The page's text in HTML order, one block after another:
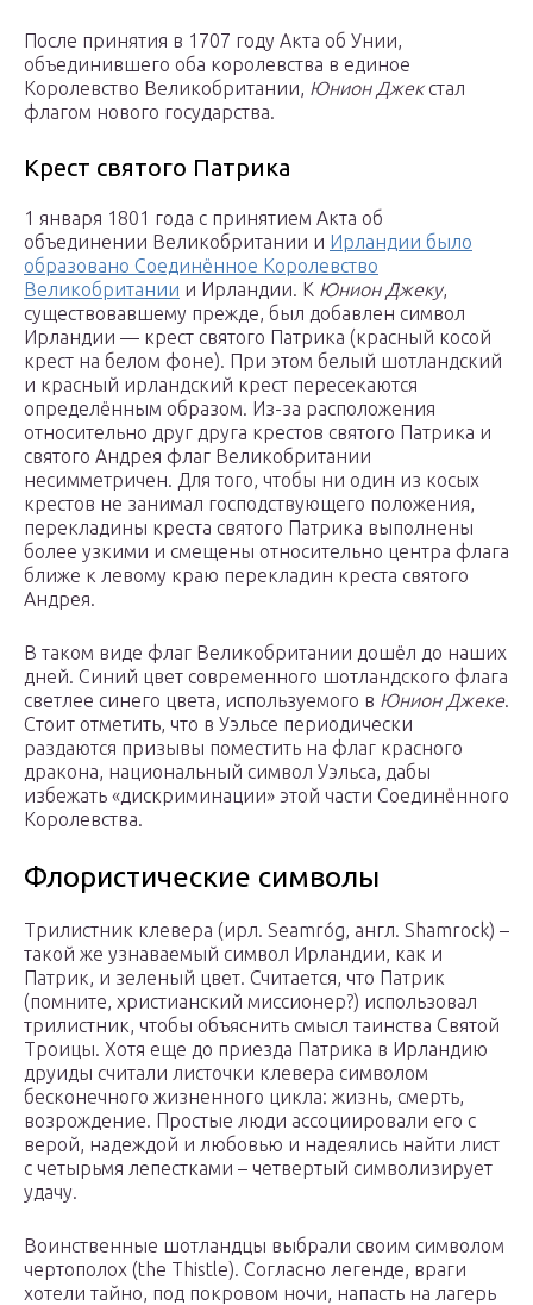
После принятия в 1707 году Акта об Унии,
объединившего оба королевства в единое
Королевство Великобритании, Юнион Джекстал
флагом нового государства.
Крест святого Патрика
1 января 1801 года с принятием Акта об
объединении Великобритании и Ирландии было
образовано Соединённое Королевство
Великобритании и Ирландии. К Юнион Джеку,
существовавшему прежде, был добавлен символ
Ирландии — крест святого Патрика (красный косой
крест на белом фоне). При этом белый шотландский
и красный ирландский крест пересекаются
определённым образом. Из-за расположения
относительно друг друга крестов святого Патрика и
святого Андрея флаг Великобритании
несимметричен. Для того, чтобы ни один из косых
крестов не занимал господствующего положения,
перекладины креста святого Патрика выполнены
более узкими и смещены относительно центра флага
ближе к левому краю перекладин креста святого
Андрея.
В таком виде флаг Великобритании дошёл до наших
дней. Синий цвет современного шотландского флага
светлее синего цвета, используемого в Юнион Джеке.
Стоит отметить, что в Уэльсе периодически
раздаются призывы поместить на флаг красного
дракона, национальный символ Уэльса, дабы
избежать «дискриминации» этой части Соединённого
Королевства.
Флористические символы
Трилистник клевера (ирл. Seamróg, англ. Shamrock) –
такой же узнаваемый символ Ирландии, как и
Патрик, и зеленый цвет. Считается, что Патрик
(помните, христианский миссионер?) использовал
трилистник, чтобы объяснить смысл таинства Святой
Троицы. Хотя еще до приезда Патрика в Ирландию
друиды считали листочки клевера символом
бесконечного жизненного цикла: жизнь, смерть,
возрождение. Простые люди ассоциировали его с
верой, надеждой и любовью и надеялись найти лист
с четырьмя лепестками – четвертый символизирует
удачу.
Воинственные шотландцы выбрали своим символом
чертополох (the Thistle). Согласно легенде, враги
хотели тайно, под покровом ночи, напасть на лагерь